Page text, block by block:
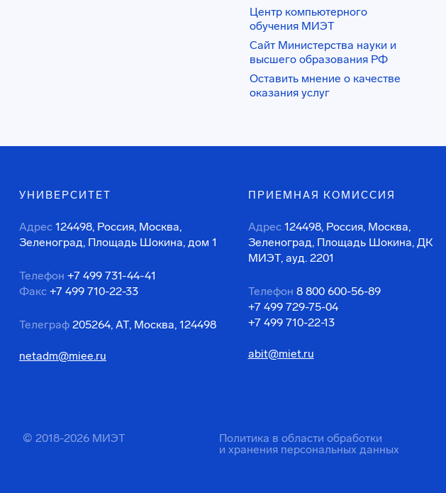
Центр компьютерного
обучения МИЭТ
Сайт Министерства науки и
высшего образования РФ
Оставить мнение о качестве
оказания услуг
УНИВЕРСИТЕТ
Адрес 124498, Россия, Москва,
Зеленоград, Площадь Шокина, дом 1
Телефон +7 499 731-44-41
Факс +7 499 710-22-33
Телеграф 205264, АТ, Москва, 124498
netadm@miee.ru
ПРИЕМНАЯ КОМИССИЯ
Адрес 124498, Россия, Москва,
Зеленоград, Площадь Шокина, ДК
МИЭТ, ауд. 2201
Телефон 8 800 600-56-89
+7 499 729-75-04
+7 499 710-22-13
abit@miet.ru
© 2018-2026 МИЭТ
Политика в области обработки
и хранения персональных данных